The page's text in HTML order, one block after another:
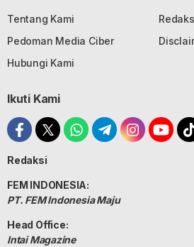
Tentang Kami
Pedoman Media Ciber
Hubungi Kami
Ikuti Kami
Redaksi
FEM INDONESIA:
PT. FEM Indonesia Maju
Head Office:
Intai Magazine